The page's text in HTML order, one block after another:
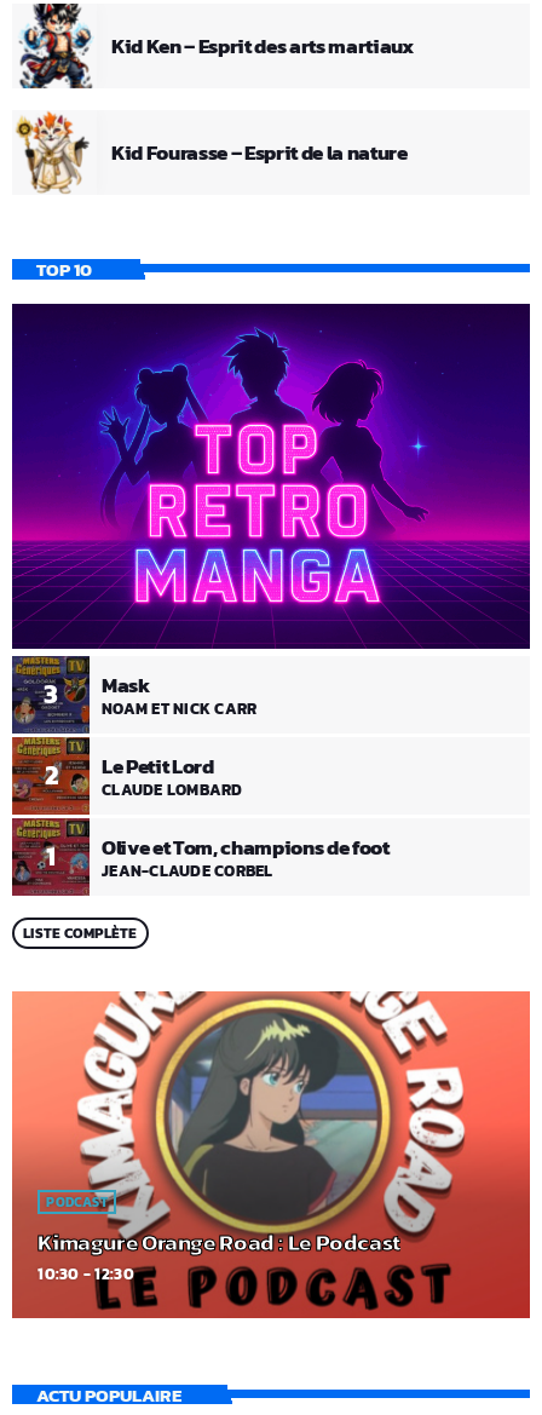
Kid Ken – Esprit des arts martiaux
Kid Fourasse – Esprit de la nature
TOP 10
1 Olive et Tom, champions de foot
JEAN-CLAUDE CORBEL
2 Le Petit Lord
CLAUDE LOMBARD
3 Mask
NOAM ET NICK CARR
LISTE COMPLÈTE
PODCAST
Kimagure Orange Road : Le Podcast
10:30 - 12:30
ACTU POPULAIRE